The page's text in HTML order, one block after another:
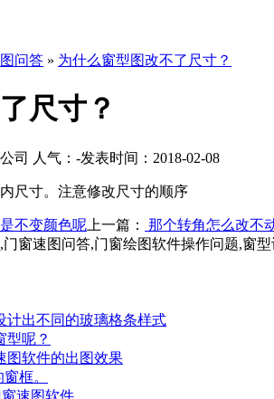
问答 » 为什么窗型图改不了尺寸？
尺寸？
司 人气： -发表时间：2018-02-08
尺寸。注意修改尺寸的顺序
不变颜色呢 上一篇：
那个转角怎么改不
窗速图问答,门窗绘图软件操作问题,窗
计出不同的玻璃格条样式
型呢？
图软件的出图效果
框。